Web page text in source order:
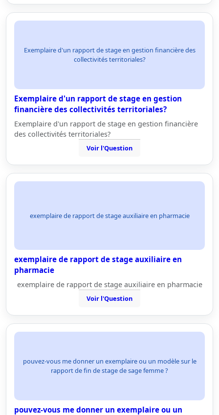
Exemplaire d'un rapport de stage en gestion financière des
collectivités territoriales?
Exemplaire d'un rapport de stage en gestion
financière des collectivités territoriales?
Exemplaire d'un rapport de stage en gestion financière
des collectivités territoriales?
Voir l'Question
exemplaire de rapport de stage auxiliaire en pharmacie
exemplaire de rapport de stage auxiliaire en
pharmacie
exemplaire de rapport de stage auxiliaire en pharmacie
Voir l'Question
pouvez-vous me donner un exemplaire ou un modèle sur le
rapport de fin de stage de sage femme ?
pouvez-vous me donner un exemplaire ou un